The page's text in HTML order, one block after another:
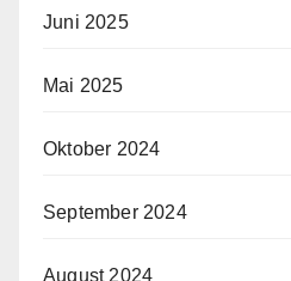
Juni 2025
Mai 2025
Oktober 2024
September 2024
August 2024